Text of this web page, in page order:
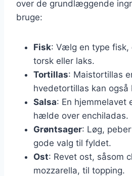
over de grundlæggende
bruge:
Fisk: Vælg en type fisk,
torsk eller laks.
Tortillas: Maistortillas
hvedetortillas kan også
Salsa: En hjemmelavet
hælde over enchiladas.
Grøntsager: Løg,
gode valg til fyldet.
Ost: Revet ost, såsom
mozzarella, til topping.